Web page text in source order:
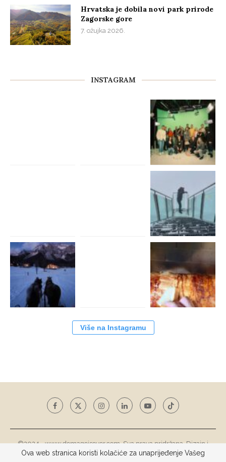
Hrvatska je dobila novi park prirode
Zagorske gore
7. ožujka 2026.
INSTAGRAM
Više na Instagramu
©2024 - www.domagojsever.com. Sva prava pridržana. Dizajn i
razvoj web straniceTototohost d.o.o.
Ova web stranica koristi kolačiće za unaprijeđenje Vašeg